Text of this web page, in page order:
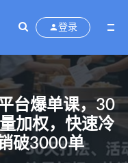
登录
台爆单课，30
加权，快速冷
破3000单